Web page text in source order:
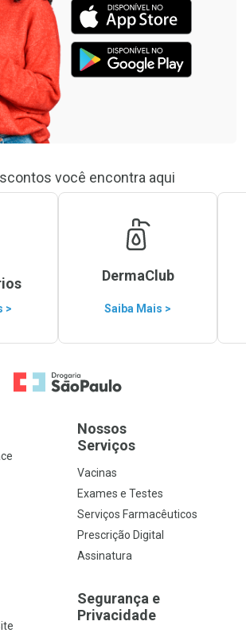
você encontra aqui
>
DermaClub
Saiba Mais >
Ir para a Home
Nossos
Serviços
Vacinas
Exames e Testes
Serviços Farmacêuticos
Prescrição Digital
Assinatura
Segurança e
Privacidade